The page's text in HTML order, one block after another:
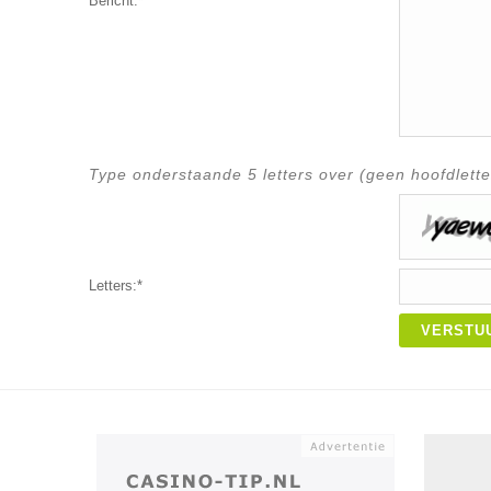
Type onderstaande 5 letters over (geen
Letters:*